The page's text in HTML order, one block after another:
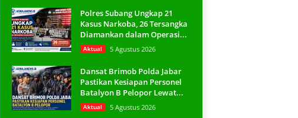
Polres Subang Ungkap 21
Kasus Narkoba, 26 Tersangka
Diamankan dalam Operasi...
Aktual 5 Agustus 2026
Dansat Brimob Polda Jabar
Pastikan Kesiapan Personel
Batalyon B Pelopor Lewat...
Aktual 5 Agustus 2026